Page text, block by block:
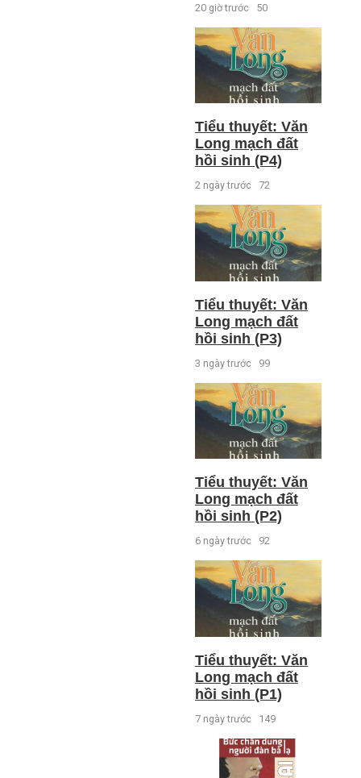
20 giờ trước 50
Tiểu thuyết: Văn
Long mạch đất
hồi sinh (P4)
2 ngày trước 72
Tiểu thuyết: Văn
Long mạch đất
hồi sinh (P3)
3 ngày trước 99
Tiểu thuyết: Văn
Long mạch đất
hồi sinh (P2)
6 ngày trước 92
Tiểu thuyết: Văn
Long mạch đất
hồi sinh (P1)
7 ngày trước 149